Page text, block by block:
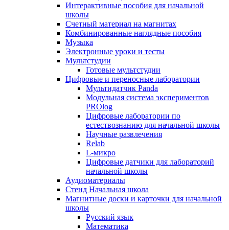
Интерактивные пособия для начальной
школы
Счетный материал на магнитах
Комбинированные наглядные пособия
Музыка
Электронные уроки и тесты
Мультстудии
Готовые мультстудии
Цифровые и переносные лаборатории
Мультидатчик Panda
Модульная система экспериментов
PROlog
Цифровые лаборатории по
естествознанию для начальной школы
Научные развлечения
Relab
L-микро
Цифровые датчики для лабораторий
начальной школы
Аудиоматериалы
Стенд Начальная школа
Магнитные доски и карточки для начальной
школы
Русский язык
Математика